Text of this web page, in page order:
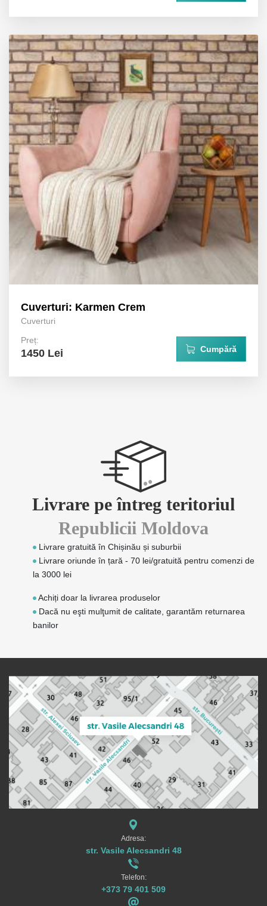
Cuverturi: Karmen Crem
Cuverturi
Preț:
1450 Lei Cumpără
Livrare pe întreg teritoriul
Republicii Moldova
Livrare gratuită în Chișinău și suburbii
Livrare oriunde în țară - 70 lei/gratuită pentru comenzi de
la 3000 lei
Achiți doar la livrarea produselor
Dacă nu eşti mulţumit de calitate, garantăm returnarea
banilor
Adresa:
str. Vasile Alecsandri 48
Telefon:
+373 79 401 509